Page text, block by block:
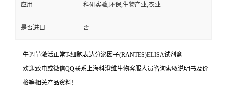
应用 科研实验,环保,生物产业,农业
是否进口 否
牛调节激活正常T-细胞表达分泌因子(RANTES)ELISA试剂盒
欢迎致电或微信QQ联系上海科澄维生物客服人员咨询索取说明书及价
格等相关产品资料！